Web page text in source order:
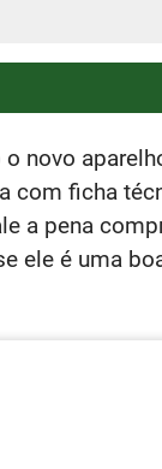
novo
com ficha
a pena
ele é uma